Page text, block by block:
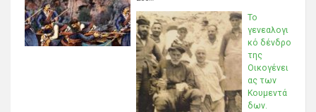
Το
γενεαλογι
κό δένδρο
της
Οικογένει
ας των
Κουμεντά
δων.